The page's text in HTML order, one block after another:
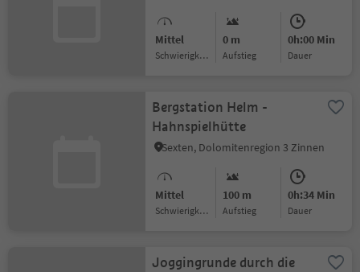
Mittel
Schwierigkeitsgrad
0 m
Aufstieg
0h:00 Min
Dauer
Bergstation Helm -
Hahnspielhütte
Sexten, Dolomitenregion 3 Zinnen
Mittel
Schwierigkeitsgrad
100 m
Aufstieg
0h:34 Min
Dauer
Joggingrunde durch die